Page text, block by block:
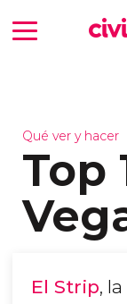
Qué ver y hacer
Top
El Strip, la